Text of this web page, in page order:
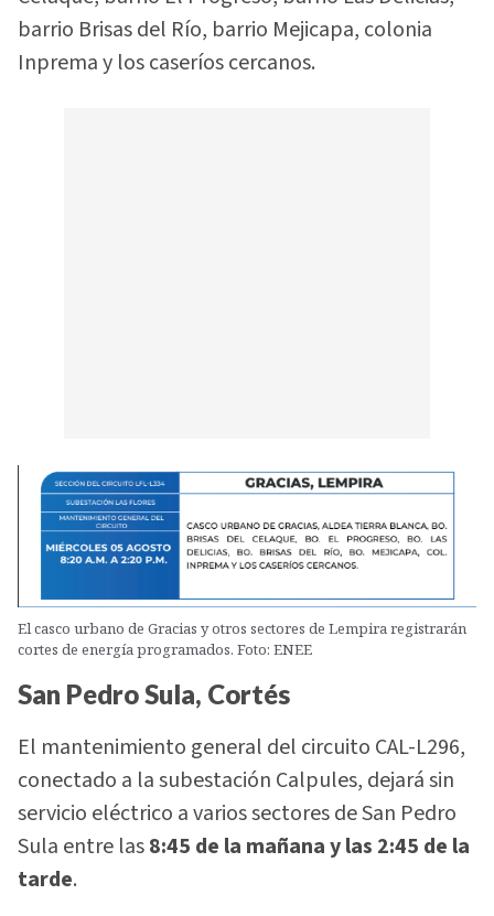
barrio Brisas del Río, barrio Mejicapa, colonia
Inprema y los caseríos cercanos.
El casco urbano de Gracias y otros sectores de Lempira registrarán
cortes de energía programados. Foto: ENEE
San Pedro Sula, Cortés
El mantenimiento general del circuito CAL-L296,
conectado a la subestación Calpules, dejará sin
servicio eléctrico a varios sectores de San Pedro
Sula entre las8:45 de la mañana y las 2:45 de la
tarde.